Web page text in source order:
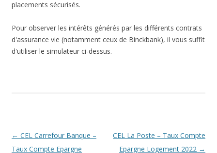
placements sécurisés.
Pour observer les intérêts générés par les différents contrats
d'assurance vie (notamment ceux de Binckbank), il vous suffit
d'utiliser le simulateur ci-dessus.
Navigation
des
← CEL Carrefour Banque –
Taux Compte Epargne
CEL La Poste – Taux Compte
Epargne Logement 2022 →